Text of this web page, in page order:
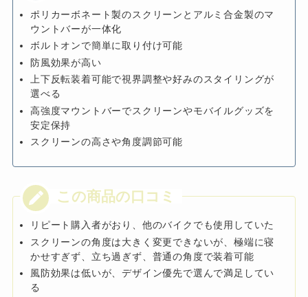
ポリカーボネート製のスクリーンとアルミ合金製のマ
ウントバーが一体化
ボルトオンで簡単に取り付け可能
防風効果が高い
上下反転装着可能で視界調整や好みのスタイリングが
選べる
高強度マウントバーでスクリーンやモバイルグッズを
安定保持
スクリーンの高さや角度調節可能
リピート購入者がおり、他のバイクでも使用していた
スクリーンの角度は大きく変更できないが、極端に寝
かせすぎず、立ち過ぎず、普通の角度で装着可能
風防効果は低いが、デザイン優先で選んで満足してい
る